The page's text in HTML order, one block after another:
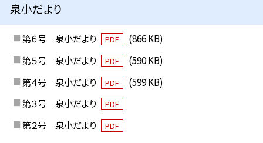
泉小だより
第６号 泉小だより PDF
(866 KB)
第５号 泉小だより
PDF
(590 KB)
第４号 泉小だより
PDF
(599 KB)
第３号 泉小だより
PDF
第２号 泉小だより PDF